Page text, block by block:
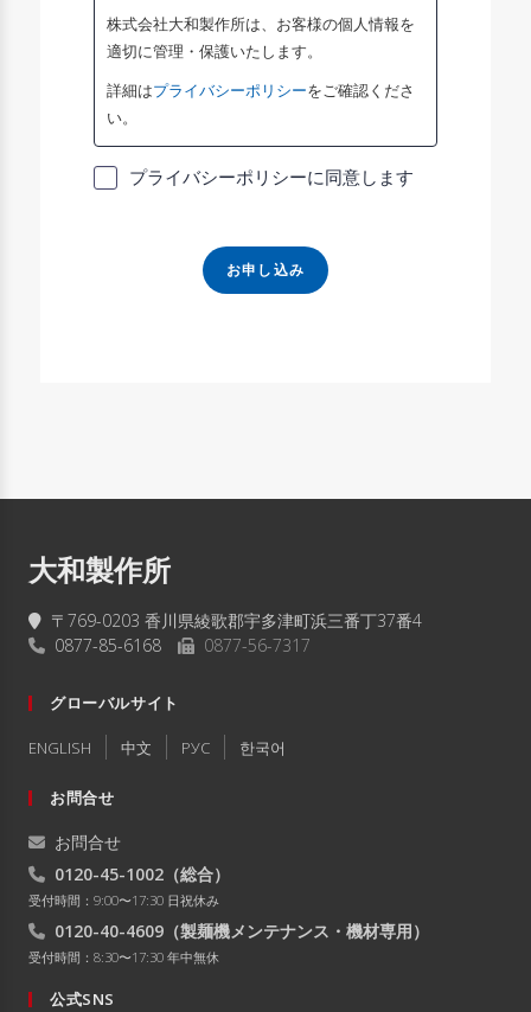
株式会社大和製作所は、お客様の個人情報を
適切に管理・保護いたします。
詳細はプライバシーポリシーをご確認くださ
い。
プライバシーポリシーに同意します
お申し込み
大和製作所
〒769-0203 香川県綾歌郡宇多津町浜三番丁37番4
0877-85-6168
0877-56-7317
グローバルサイト
ENGLISH 中文 РУC 한국어
お問合せ
お問合せ
0120-45-1002 （総合）
受付時間：9:00〜17:30 日祝休み
0120-40-4609 （製麺機メンテナンス・機材専用）
受付時間：8:30〜17:30 年中無休
公式SNS